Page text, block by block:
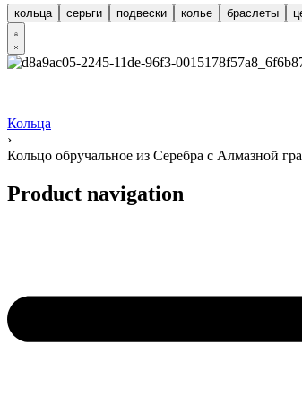
кольца серьги подвески колье браслеты
Кольца
›
Кольцо обручальное из Серебра с Алмазной
Product navigation